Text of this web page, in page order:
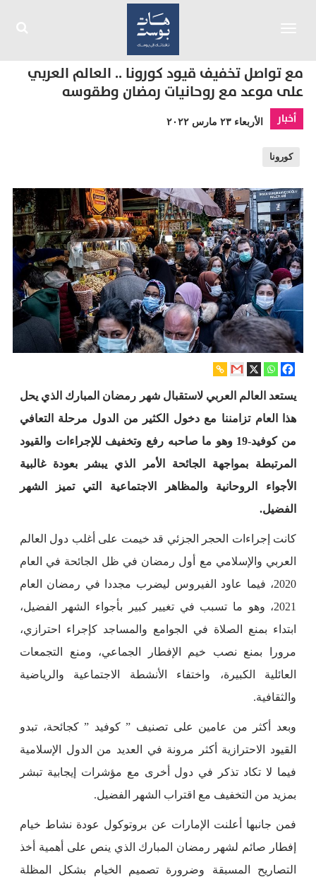
مع تواصل تخفيف قيود كورونا .. العالم العربي
على موعد مع روحانيات رمضان وطقوسه
أخبار الأربعاء ٢٣ مارس ٢٠٢٢
كورونا
يستعد العالم العربي لاستقبال شهر رمضان المبارك الذي يحل
هذا العام تزامننا مع دخول الكثير من الدول مرحلة التعافي
من كوفيد-19 وهو ما صاحبه رفع وتخفيف للإجراءات والقيود
المرتبطة بمواجهة الجائحة الأمر الذي يبشر بعودة غالبية
الأجواء الروحانية والمظاهر الاجتماعية التي تميز الشهر
الفضيل.
كانت إجراءات الحجر الجزئي قد خيمت على أغلب دول العالم
العربي والإسلامي مع أول رمضان في ظل الجائحة في العام
2020، فيما عاود الفيروس ليضرب مجددا في رمضان العام
2021، وهو ما تسبب في تغيير كبير بأجواء الشهر الفضيل،
ابتداء بمنع الصلاة في الجوامع والمساجد كإجراء احترازي،
مرورا بمنع نصب خيم الإفطار الجماعي، ومنع التجمعات
العائلية الكبيرة، واختفاء الأنشطة الاجتماعية والرياضية
والثقافية.
وبعد أكثر من عامين على تصنيف ” كوفيد ” كجائحة، تبدو
القيود الاحترازية أكثر مرونة في العديد من الدول الإسلامية
فيما لا تكاد تذكر في دول أخرى مع مؤشرات إيجابية تبشر
بمزيد من التخفيف مع اقتراب الشهر الفضيل.
فمن جانبها أعلنت الإمارات عن بروتوكول عودة نشاط خيام
إفطار صائم لشهر رمضان المبارك الذي ينص على أهمية أخذ
التصاريح المسبقة وضرورة تصميم الخيام بشكل المظلة